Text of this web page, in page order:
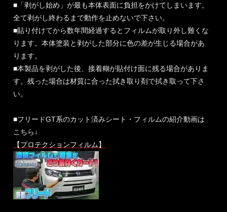
■「剥がし始め」が最も本体表面に負担をかけてしまいます。
全て剥がし終わるまで動作を止めないで下さい。
■貼り付けてから数年間経過するとフィルムが取り外し難くな
ります。本体塗装と剥がした部分に色の差が生じる場合があ
ります。
■本製品を剥がした後、接着糊が貼付け面に残る場合がありま
す。残った場合は材質に合った拭き取り剤で拭き取って下さ
い。
■フリードGT系のカット済みシート・フィルムの紹介動画は
こちら↓
【プロテクションフィルム】